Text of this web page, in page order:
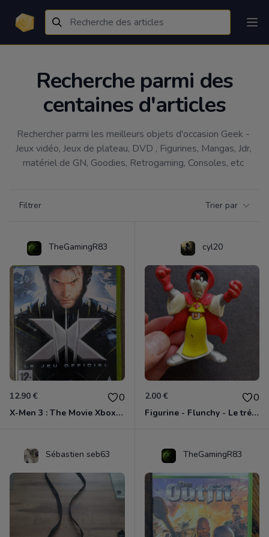
Recherche parmi des
centaines d'articles
Rechercher parmi les meilleurs objets d'occasion Geek -
Jeux vidéo, Jeux de plateau, DVD , Figurines, Mangas, Jdr,
matériel de GN, Goodies, Retrogaming, Consoles, etc
Filtrer Trier par
TheGamingR83
12.90 € 0
X-Men 3 : The Movie Xbox 360
cyl20
2.00 € 0
Figurine - Flunchy - Le trésor des templiers
Sébastien seb63 TheGamingR83